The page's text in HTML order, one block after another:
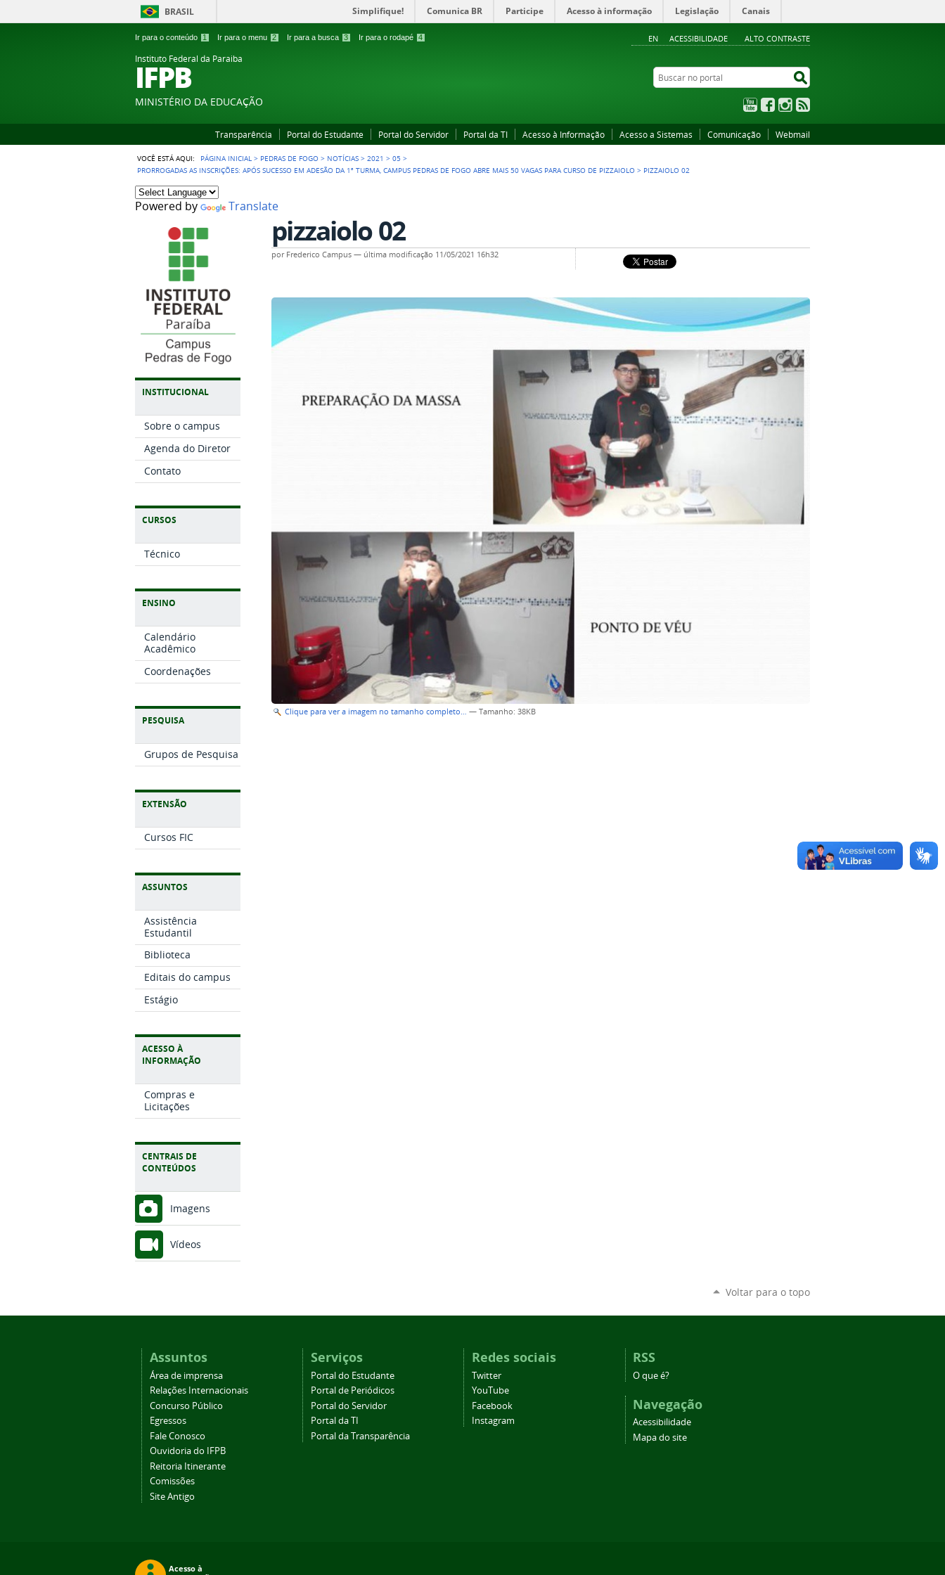
BRASIL Simplifique! Comunica BR Participe Acesso à informação Legislação Canais
Ir para o conteúdo 1 Ir para o menu 2 Ir para a busca 3 Ir para o rodapé 4 EN ACESSIBILIDADE ALTO CONTRASTE
Instituto Federal da Paraiba
IFPB
MINISTÉRIO DA EDUCAÇÃO
Buscar no portal
YouTubeFacebookInstagram
Transparência Portal do Estudante Portal do Servidor Portal da TI Acesso à Informação Acesso a Sistemas Comunicação Webmail
VOCÊ ESTÁ AQUI: PÁGINA INICIAL > PEDRAS DE FOGO > NOTÍCIAS >2021 >05 >
PRORROGADAS AS INSCRIÇÕES: APÓS SUCESSO EM ADESÃO DA 1ª TURMA, CAMPUS PEDRAS DE FOGO ABRE MAIS 50 VAGAS PARA CURSO DE PIZZAIOLO > PIZZAIOLO 02
Powered by Translate
INSTITUCIONAL
Sobre o campus
Agenda do Diretor
Contato
CURSOS
Técnico
ENSINO
Calendário
Acadêmico
Coordenações
PESQUISA
Grupos de Pesquisa
EXTENSÃO
Cursos FIC
ASSUNTOS
Assistência
Estudantil
Biblioteca
Editais do campus
Estágio
ACESSO À
INFORMAÇÃO
Compras e
Licitações
CENTRAIS DE
CONTEÚDOS
Imagens
Vídeos
pizzaiolo 02
por Frederico Campus — última modificação 11/05/2021 16h32
Clique para ver a imagem no tamanho completo… —Tamanho: 38KB
Voltar para o topo
Assuntos
Área de imprensa
Relações Internacionais
Concurso Público
Egressos
Fale Conosco
Ouvidoria do IFPB
Reitoria Itinerante
Comissões
Site Antigo
Serviços
Portal do Estudante
Portal de Periódicos
Portal do Servidor
Portal da TI
Portal da Transparência
Redes sociais
Twitter
YouTube
Facebook
Instagram
RSS
O que é?
Navegação
Acessibilidade
Mapa do site